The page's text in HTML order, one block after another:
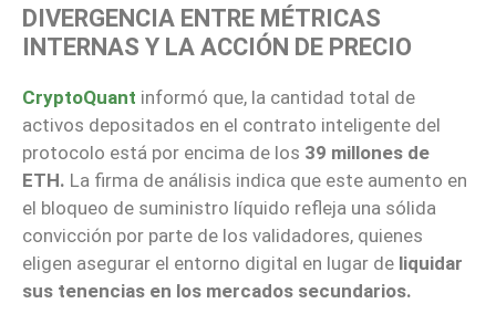
DIVERGENCIA ENTRE MÉTRICAS
INTERNAS Y LA ACCIÓN DE PRECIO
CryptoQuant informó que, la cantidad total de
activos depositados en el contrato inteligente del
protocolo está por encima de los 39 millones de
ETH. La firma de análisis indica que este aumento en
el bloqueo de suministro líquido refleja una sólida
convicción por parte de los validadores, quienes
eligen asegurar el entorno digital en lugar de liquidar
sus tenencias en los mercados secundarios.